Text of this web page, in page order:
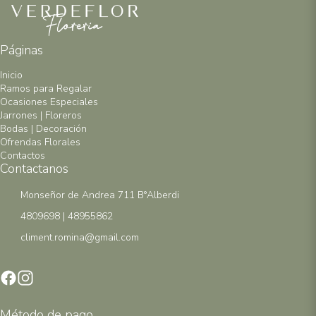
Páginas
Inicio
Ramos para Regalar
Ocasiones Especiales
Jarrones | Floreros
Bodas | Decoración
Ofrendas Florales
Contactos
Contactanos
Monseñor de Andrea 711 B°Alberdi
4809698 | 48955862
climent.romina@gmail.com